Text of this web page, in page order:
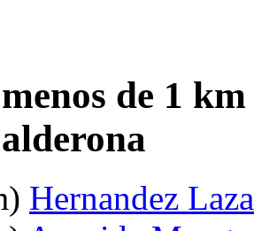
de 1
Hernandez